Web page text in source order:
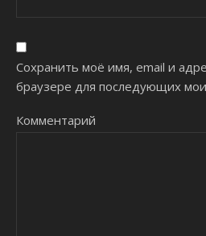
Сохранить моё имя, email и
браузере для последующих
Комментарий